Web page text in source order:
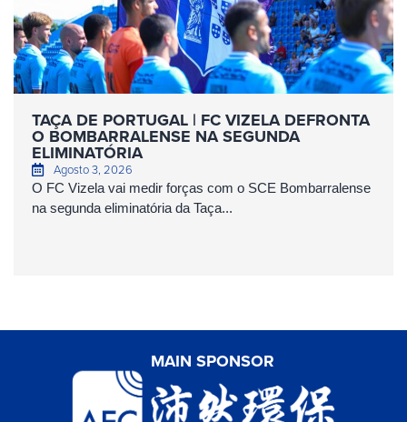
TAÇA DE PORTUGAL | FC VIZELA DEFRONTA
O BOMBARRALENSE NA SEGUNDA
ELIMINATÓRIA
Agosto 3, 2026
O FC Vizela vai medir forças com o SCE Bombarralense
na segunda eliminatória da Taça...
MAIN SPONSOR